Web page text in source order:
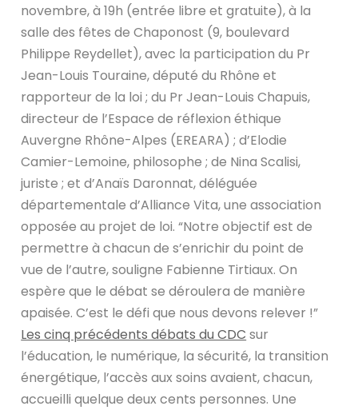
novembre, à 19h (entrée libre et gratuite), à la
salle des fêtes de Chaponost (9, boulevard
Philippe Reydellet), avec la participation du Pr
Jean-Louis Touraine, député du Rhône et
rapporteur de la loi ; du Pr Jean-Louis Chapuis,
directeur de l’Espace de réflexion éthique
Auvergne Rhône-Alpes (EREARA) ; d’Elodie
Camier-Lemoine, philosophe ; de Nina Scalisi,
juriste ; et d’Anaïs Daronnat, déléguée
départementale d’Alliance Vita, une association
opposée au projet de loi. “Notre objectif est de
permettre à chacun de s’enrichir du point de
vue de l’autre, souligne Fabienne Tirtiaux. On
espère que le débat se déroulera de manière
apaisée. C’est le défi que nous devons relever !”
Les cinq précédents débats du CDC sur
l’éducation, le numérique, la sécurité, la transition
énergétique, l’accès aux soins avaient, chacun,
accueilli quelque deux cents personnes. Une